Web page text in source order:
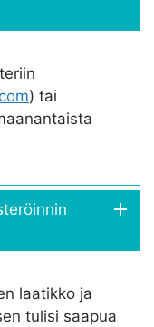
) tai
laatikko ja
tulisi saapua